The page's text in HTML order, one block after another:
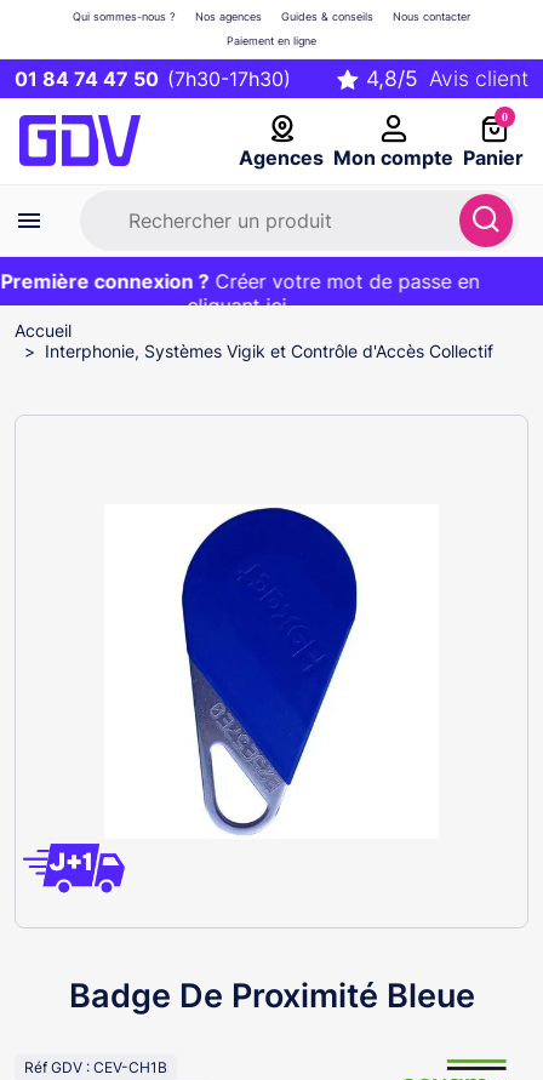
01 84 74 47 50 (7h30-17h30)
Agences Mon compte
Qui sommes-nous ? Nos agences Guides & conseils
Nous contacter
Paiement en ligne
0
Panier
Première commande ?20€ OFFERT sur votre panier
et livraison 24/48h gratuite avec le codeBIENVENUE
connexion ? Créer votre mot de passe en
cliquant ici
EXCLU WEB :
Accueil
Interphonie, Systèmes Vigik et Contrôle d'Accès Collectif
Badge De Proximité Bleue
Réf GDV : CEV-CH1B